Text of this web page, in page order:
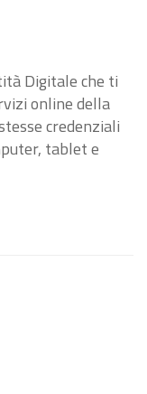
Digitale che ti
online della
credenziali
tablet e